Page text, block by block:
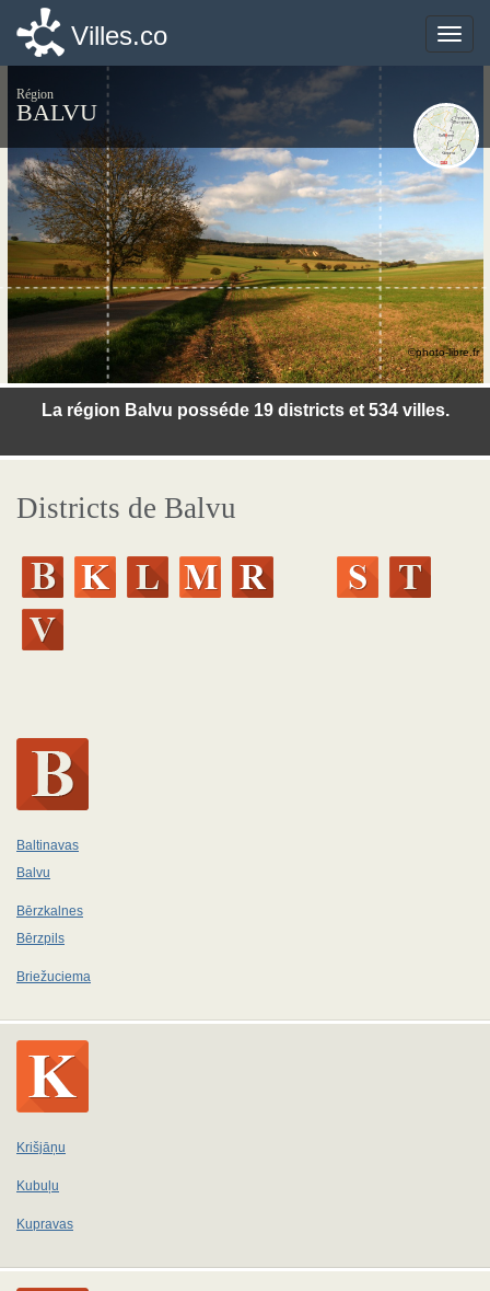
Toggle
Villes.co
Région
BALVU
La région Balvu posséde 19 districts et 534 villes.
©photo-libre.fr
Districts de Balvu
Baltinavas
Balvu
Bērzkalnes
Bērzpils
Briežuciema
Krišjāņu
Kubuļu
Kupravas
Toggle
Villes.co